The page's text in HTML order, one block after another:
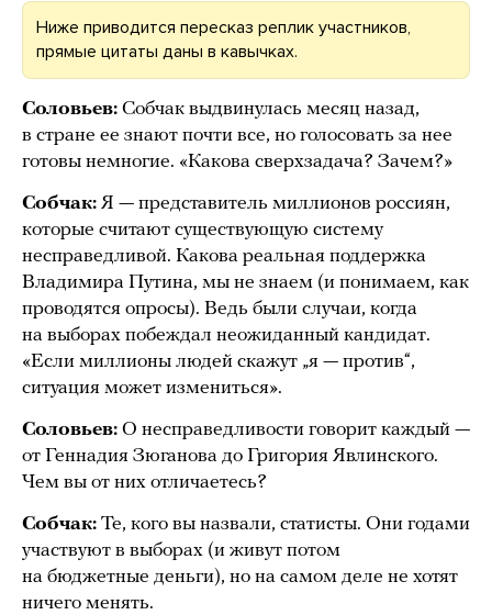
Ниже приводится пересказ реплик участников,
прямые цитаты даны в кавычках.
Соловьев: Собчак выдвинулась месяц назад,
в стране ее знают почти все, но голосовать за нее
готовы немногие. «Какова сверхзадача? Зачем?»
Собчак: Я — представитель миллионов россиян,
которые считают существующую систему
несправедливой. Какова реальная поддержка
Владимира Путина, мы не знаем (и понимаем, как
проводятся опросы). Ведь были случаи, когда
на выборах побеждал неожиданный кандидат.
«Если миллионы людей скажут „я — против“,
ситуация может измениться».
Соловьев: О несправедливости говорит каждый —
от Геннадия Зюганова до Григория Явлинского.
Чем вы от них отличаетесь?
Собчак: Те, кого вы назвали, статисты. Они годами
участвуют в выборах (и живут потом
на бюджетные деньги), но на самом деле не хотят
ничего менять.